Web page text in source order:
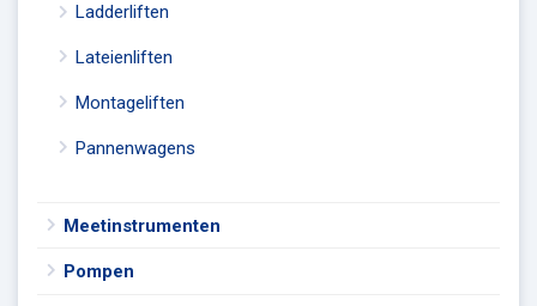
Ladderliften
Lateienliften
Montageliften
Pannenwagens
Meetinstrumenten
Pompen